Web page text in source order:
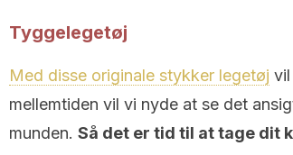
Tyggelegetøj
Med disse originale stykker legetøj
mellemtiden vil vi nyde at se det
munden. Så det er tid til at tage dit